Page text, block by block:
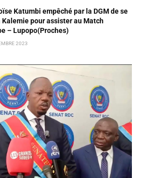
Katumbi empêché par la DGM de se
Kalemie pour assister au Match
– Lupopo(Proches)
2023